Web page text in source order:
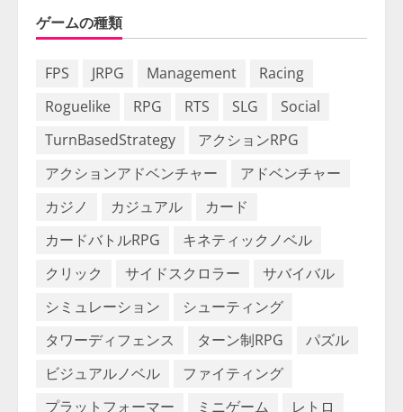
ゲームの種類
FPS JRPG Management
Racing
Roguelike
RPG RTS SLG
Social
TurnBasedStrategy
アクションRPG
アクションアドベンチャー
アドベンチャー
カジノ
カジュアル
カード
カードバトルRPG
キネティックノベル
クリック
サイドスクロラー
サバイバル
シミュレーション
シューティング
タワーディフェンス
ターン制RPG
パズル
ビジュアルノベル
ファイティング
プラットフォーマー
ミニゲーム レトロ